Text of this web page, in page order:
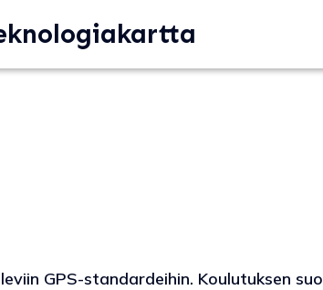
GPS-standardeihin. Koulutuksen